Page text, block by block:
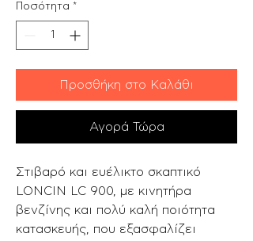
Ποσότητα *
Προσθήκη στο Καλάθι
Αγορά Τώρα
Στιβαρό και ευέλικτο σκαπτικό
LONCIN LC 900, με κινητήρα
βενζίνης και πολύ καλή ποιότητα
κατασκευής, που εξασφαλίζει